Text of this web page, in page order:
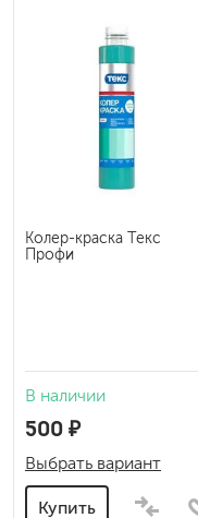
Колер-краска Текс
Профи
В наличии
500 ₽
Выбрать вариант
Купить